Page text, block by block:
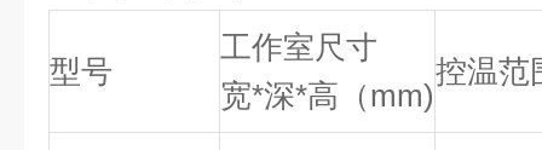
型号
工作室尺寸
宽*深*高（mm)
控温